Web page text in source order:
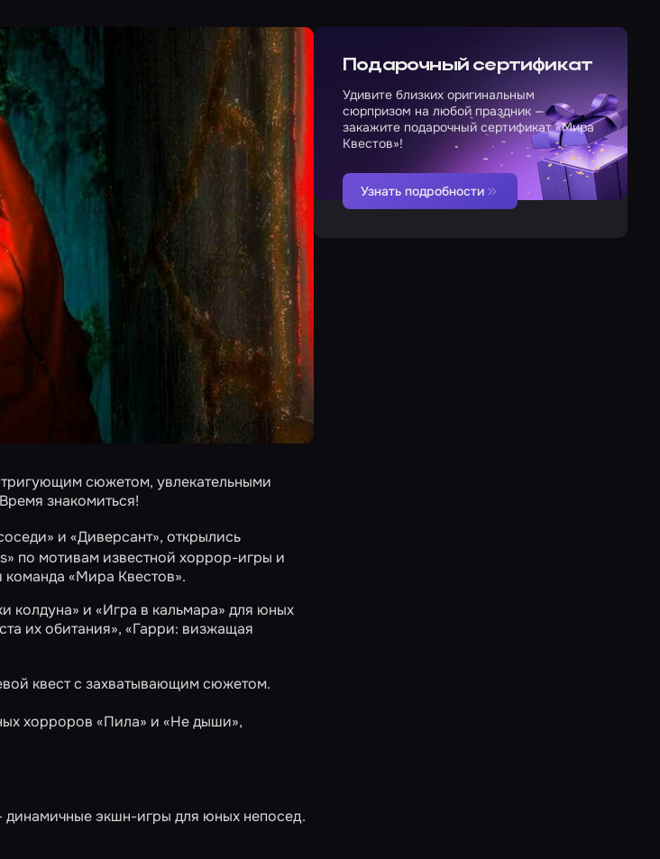
сюжетом, увлекательными
знакомиться!
и «Диверсант», открылись
по мотивам известной хоррор-игры и
команда «Мира Квестов».
колдуна» и «Игра в кальмара» для юных
их обитания», «Гарри: визжащая
квест с захватывающим сюжетом.
хорроров«Пила» и«Не дыши»,
динамичные экшн-игры для юных непосед.
Подарочный сертификат
Удивите близких оригинальным
сюрпризом на любой праздник —
закажите подарочный сертификат «Мира
Квестов»!
Узнать подробности